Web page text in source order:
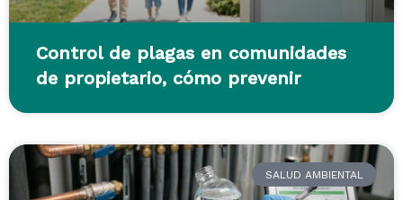
Control de plagas en comunidades
de propietario, cómo prevenir
SALUD AMBIENTAL